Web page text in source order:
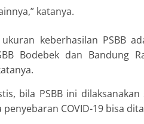
katanya.
ukuran keberhasilan PSBB
Bodebek dan Bandung
bila PSBB ini
penyebaran COVID-19 bisa